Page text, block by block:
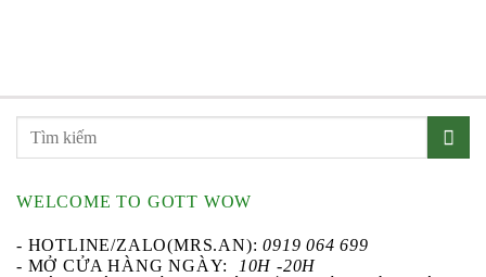
WELCOME TO GOTT WOW
- HOTLINE/ZALO(MRS.AN): 0919 064 699
- MỞ CỬA HÀNG NGÀY:
10H -20H